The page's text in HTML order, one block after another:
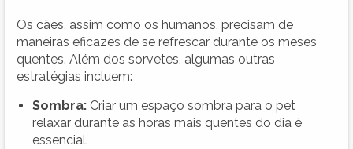
Os cães, assim como os humanos, precisam de
maneiras eficazes de se refrescar durante os meses
quentes. Além dos sorvetes, algumas outras
estratégias incluem:
Sombra: Criar um espaço sombra para o pet
relaxar durante as horas mais quentes do dia é
essencial.